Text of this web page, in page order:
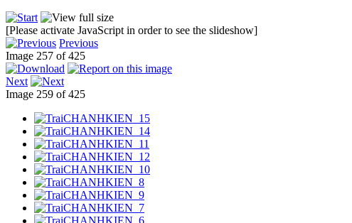
[Please activate JavaScript in order to see the slideshow]
Previous
Image 257 of 425
Next
Image 259 of 425